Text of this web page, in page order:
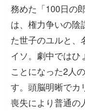
務めた「100日の
は、権力争いの陰
た世子のユルと、
イソ。劇中ではひ
ことになった2人
す。頭脳明晰でカ
喪失により普通の